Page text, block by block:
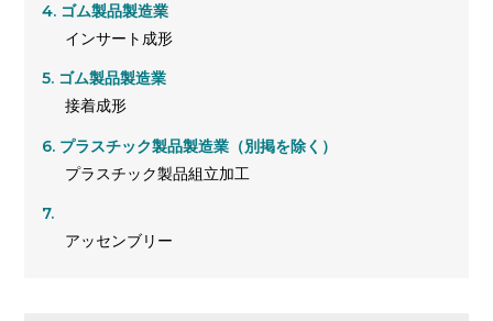
ゴム製品製造業
インサート成形
ゴム製品製造業
接着成形
プラスチック製品製造業（別掲を除く）
プラスチック製品組立加工
アッセンブリー